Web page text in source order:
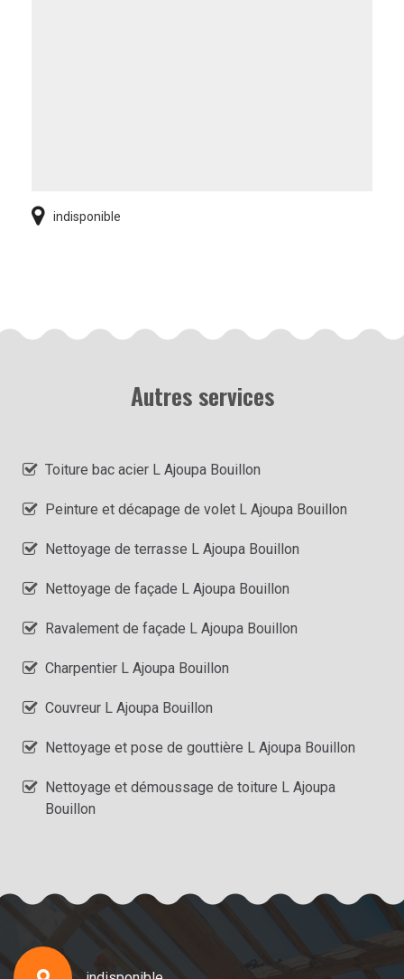
indisponible
Autres services
Toiture bac acier L Ajoupa Bouillon
Peinture et décapage de volet L Ajoupa Bouillon
Nettoyage de terrasse L Ajoupa Bouillon
Nettoyage de façade L Ajoupa Bouillon
Ravalement de façade L Ajoupa Bouillon
Charpentier L Ajoupa Bouillon
Couvreur L Ajoupa Bouillon
Nettoyage et pose de gouttière L Ajoupa Bouillon
Nettoyage et démoussage de toiture L Ajoupa
Bouillon